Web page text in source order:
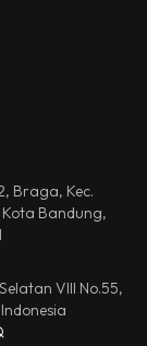
Braga, Kec.
Bandung,
VIII No.55,